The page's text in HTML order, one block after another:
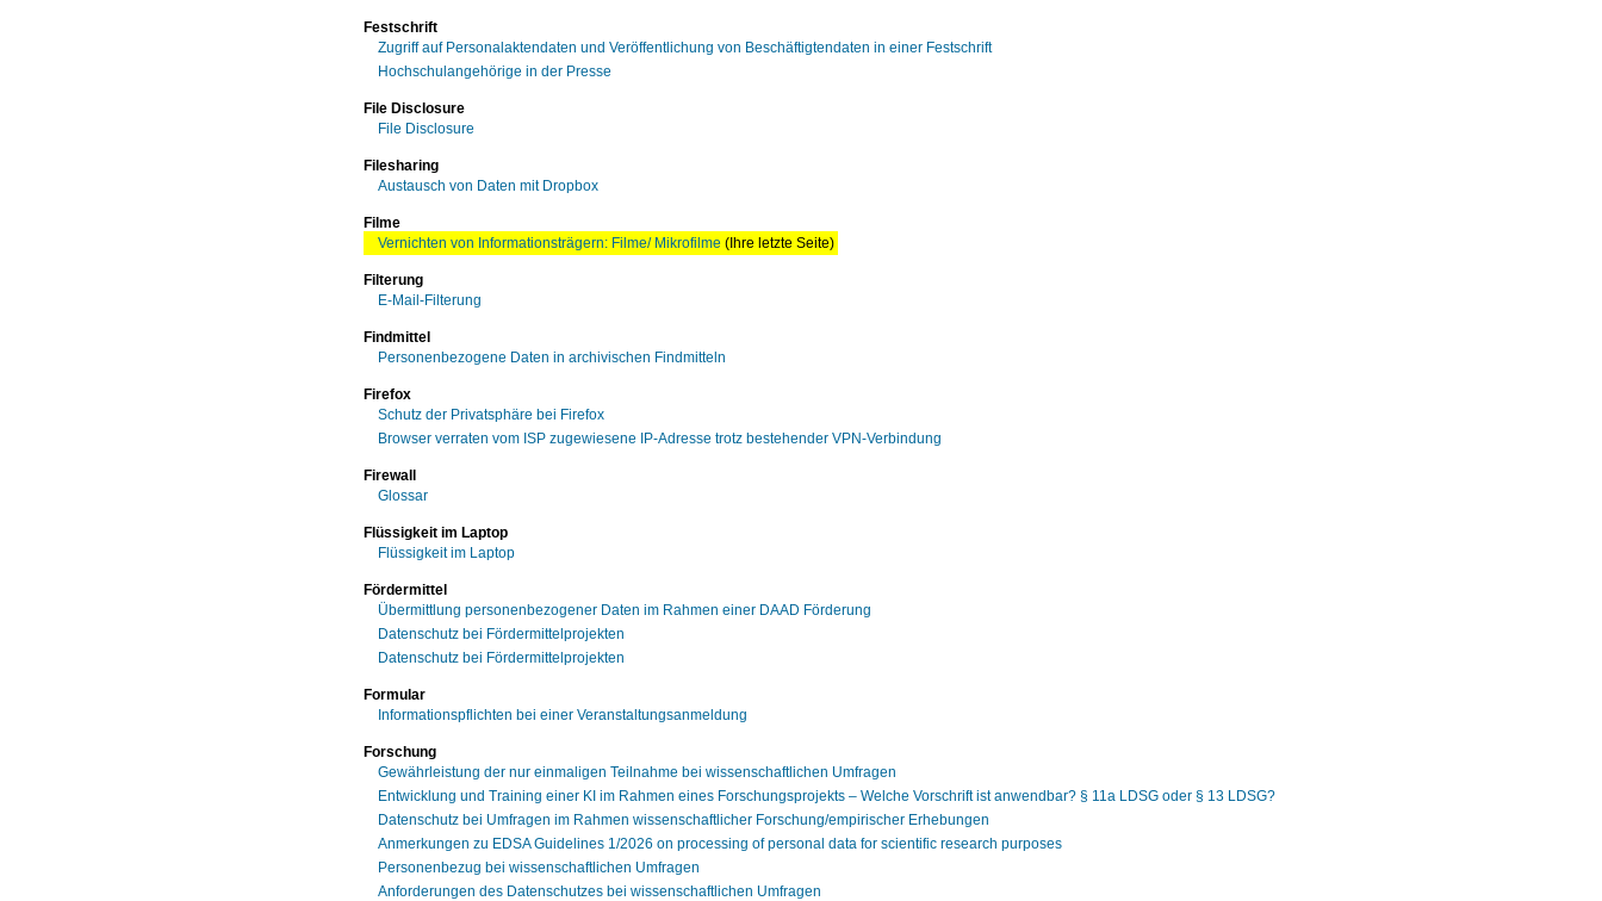
Festschrift
Zugriff auf Personalaktendaten und Veröffentlichung von Beschäftigtendaten in einer Festschrift
Hochschulangehörige in der Presse
File Disclosure
File Disclosure
Filesharing
Austausch von Daten mit Dropbox
Filme
Vernichten von Informationsträgern: Filme/ Mikrofilme (Ihre letzte Seite)
Filterung
E-Mail-Filterung
Findmittel
Personenbezogene Daten in archivischen Findmitteln
Firefox
Schutz der Privatsphäre bei Firefox
Browser verraten vom ISP zugewiesene IP-Adresse trotz bestehender VPN-Verbindung
Firewall
Glossar
Flüssigkeit im Laptop
Flüssigkeit im Laptop
Fördermittel
Übermittlung personenbezogener Daten im Rahmen einer DAAD Förderung
Datenschutz bei Fördermittelprojekten
Datenschutz bei Fördermittelprojekten
Formular
Informationspflichten bei einer Veranstaltungsanmeldung
Forschung
Gewährleistung der nur einmaligen Teilnahme bei wissenschaftlichen Umfragen
Entwicklung und Training einer KI im Rahmen eines Forschungsprojekts – Welche Vorschrift ist anwendbar? § 11a LDSG oder § 13 LDSG?
Datenschutz bei Umfragen im Rahmen wissenschaftlicher Forschung/empirischer Erhebungen
Anmerkungen zu EDSA Guidelines 1/2026 on processing of personal data for scientific research purposes
Personenbezug bei wissenschaftlichen Umfragen
Anforderungen des Datenschutzes bei wissenschaftlichen Umfragen